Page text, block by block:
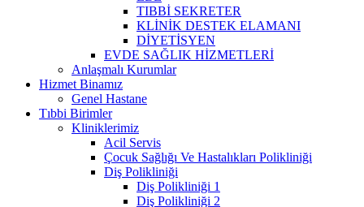
TIBBİ SEKRETER
KLİNİK DESTEK ELAMANI
DİYETİSYEN
EVDE SAĞLIK HİZMETLERİ
Anlaşmalı Kurumlar
Hizmet Binamız
Genel Hastane
Tıbbi Birimler
Kliniklerimiz
Acil Servis
Çocuk Sağlığı Ve Hastalıkları Polikliniği
Diş Polikliniği
Diş Polikliniği 1
Diş Polikliniği 2